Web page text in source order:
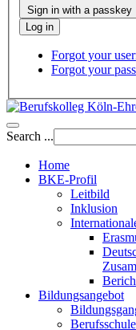
Sign in with a passkey
Forgot your
Forgot your
Search ...
Home
BKE-Profil
Leitbild
Inklusion
Bildungsangebot
Berufsschule